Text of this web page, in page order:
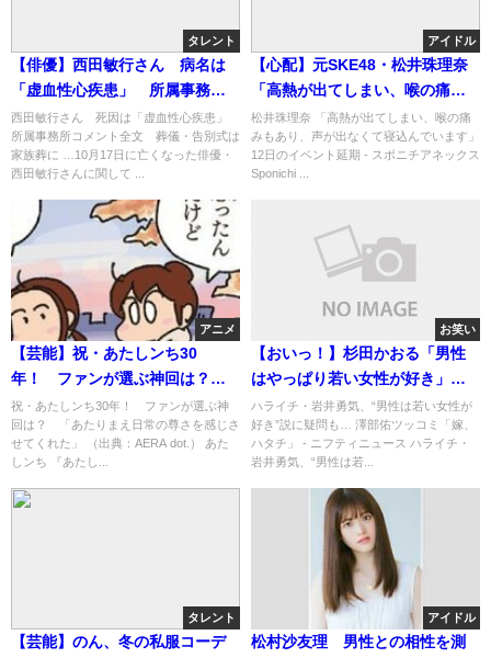
タレント
【俳優】西田敏行さん 病名は
「虚血性心疾患」 所属事務所
コメント全文 「お別れの会に
関しては改めてご報告」
西田敏行さん 死因は「虚血性心疾患」
所属事務所コメント全文 葬儀・告別式は
家族葬に …10月17日に亡くなった俳優・
西田敏行さんに関して ...
アイドル
【心配】元SKE48・松井珠理奈
「高熱が出てしまい、喉の痛み
もあり、声が出なくて・・・」
松井珠理奈 「高熱が出てしまい、喉の痛
みもあり、声が出なくて寝込んでいます」
12日のイベント延期 - スポニチアネックス
Sponichi ...
アニメ
【芸能】祝・あたしンち30
年！ ファンが選ぶ神回は？
「あたりまえ日常の尊さを感じ
させてくれた」
祝・あたしンち30年！ ファンが選ぶ神
回は？ 「あたりまえ日常の尊さを感じさ
せてくれた」 （出典：AERA dot.） あた
しンち 『あたし...
お笑い
【おいっ！】杉田かおる「男性
はやっぱり若い女性が好き」説
→ハライチ岩井「そんなことな
いと思います」wwwwww
ハライチ・岩井勇気、“男性は若い女性が
好き”説に疑問も… 澤部佑ツッコミ「嫁、
ハタチ」 - ニフティニュース ハライチ・
岩井勇気、“男性は若...
タレント
【芸能】のん、冬の私服コーデ
アイドル
松村沙友理 男性との相性を測